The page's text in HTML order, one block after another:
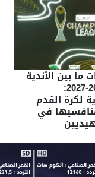
ما بين الأندية
الإفريقية 2026-2027:
لكرة القدم
في